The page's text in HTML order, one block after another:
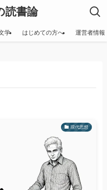
読書論
学 はじめての方へ 運営者情報
現代思想